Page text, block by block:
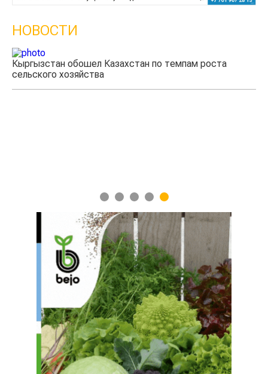
НОВОСТИ
Казахстанские фермеры заработали $35 млн на
экспорте чечевицы
1 2 3 4 5